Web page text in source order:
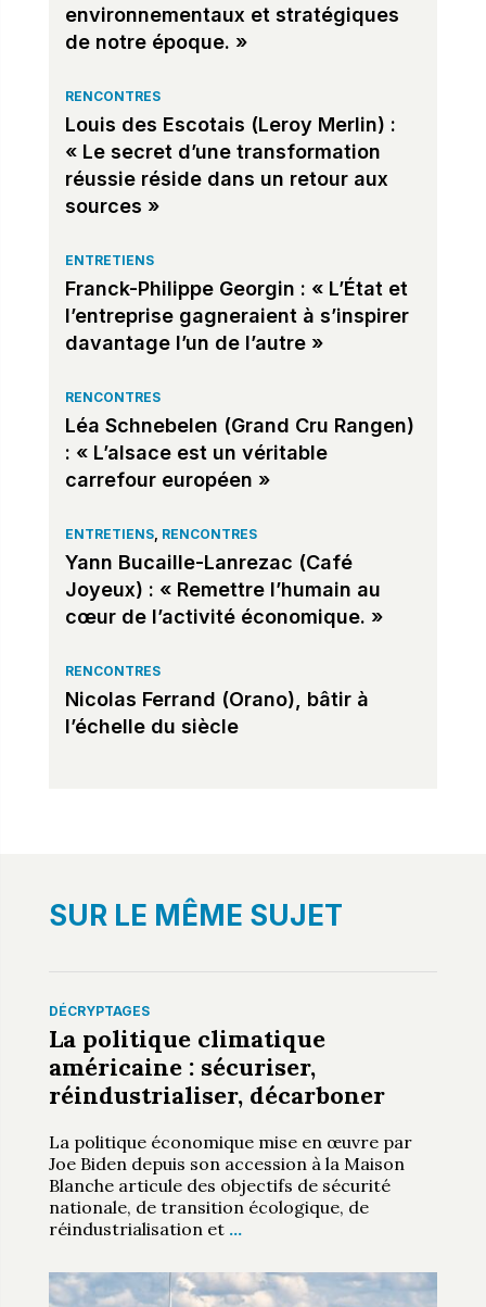
environnementaux et stratégiques
de notre époque. »
RENCONTRES
Louis des Escotais (Leroy Merlin) :
« Le secret d’une transformation
réussie réside dans un retour aux
sources »
ENTRETIENS
Franck-Philippe Georgin : « L’État et
l’entreprise gagneraient à s’inspirer
davantage l’un de l’autre »
RENCONTRES
Léa Schnebelen (Grand Cru Rangen)
: « L’alsace est un véritable
carrefour européen »
ENTRETIENS, RENCONTRES
Yann Bucaille-Lanrezac (Café
Joyeux) : « Remettre l’humain au
cœur de l’activité économique. »
RENCONTRES
Nicolas Ferrand (Orano), bâtir à
l’échelle du siècle
SUR LE MÊME SUJET
DÉCRYPTAGES
La politique climatique
américaine : sécuriser,
réindustrialiser, décarboner
La politique économique mise en œuvre par
Joe Biden depuis son accession à la Maison
Blanche articule des objectifs de sécurité
nationale, de transition écologique, de
réindustrialisation et …